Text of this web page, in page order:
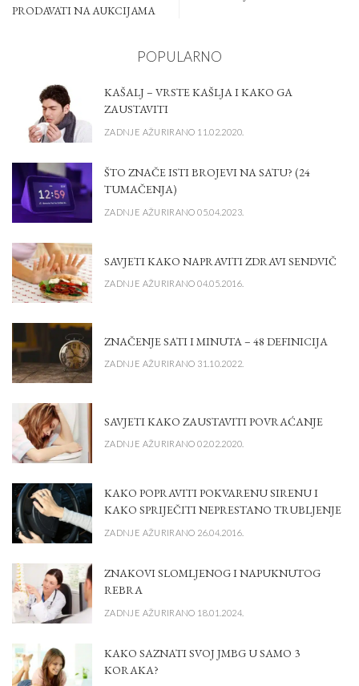
PRODAVATI NA AUKCIJAMA
POPULARNO
KAŠALJ – VRSTE KAŠLJA I KAKO GA
ZAUSTAVITI
ZADNJE AŽURIRANO 11.02.2020.
ŠTO ZNAČE ISTI BROJEVI NA SATU? (24
TUMAČENJA)
ZADNJE AŽURIRANO 05.04.2023.
SAVJETI KAKO NAPRAVITI ZDRAVI SENDVIČ
ZADNJE AŽURIRANO 04.05.2016.
ZNAČENJE SATI I MINUTA – 48 DEFINICIJA
ZADNJE AŽURIRANO 31.10.2022.
SAVJETI KAKO ZAUSTAVITI POVRAĆANJE
ZADNJE AŽURIRANO 02.02.2020.
KAKO POPRAVITI POKVARENU SIRENU I
KAKO SPRIJEČITI NEPRESTANO TRUBLJENJE
ZADNJE AŽURIRANO 26.04.2016.
ZNAKOVI SLOMLJENOG I NAPUKNUTOG
REBRA
ZADNJE AŽURIRANO 18.01.2024.
KAKO SAZNATI SVOJ JMBG U SAMO 3
KORAKA?